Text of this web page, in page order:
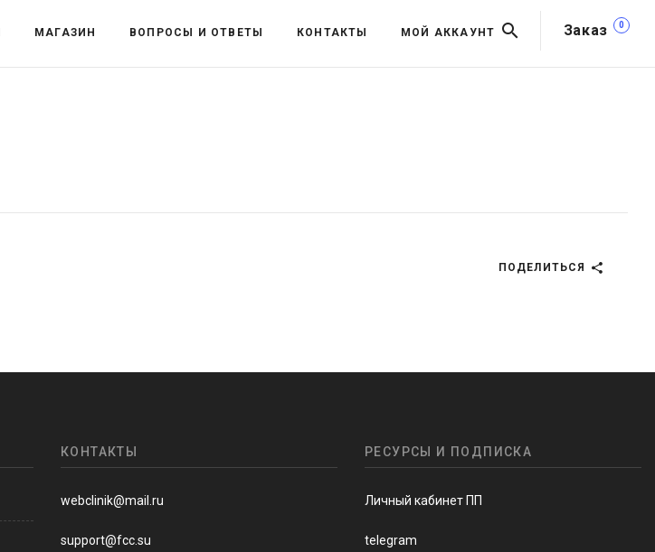
Заказ 0
МАГАЗИН ВОПРОСЫ И ОТВЕТЫ КОНТАКТЫ МОЙ АККАУНТ
ПОДЕЛИТЬСЯ
КОНТАКТЫ
webclinik@mail.ru
support@fcc.su
РЕСУРСЫ И ПОДПИСКА
Личный кабинет ПП
telegram